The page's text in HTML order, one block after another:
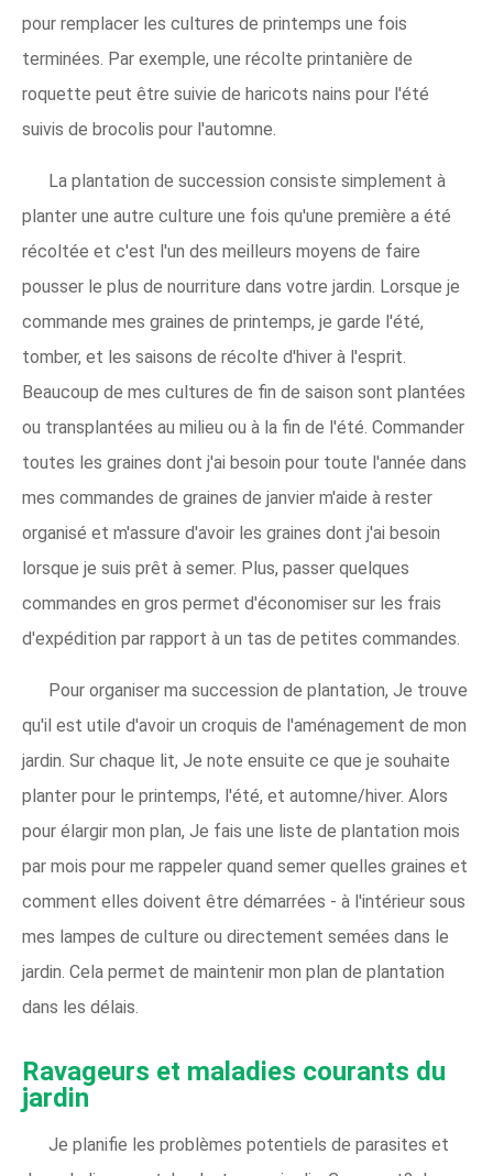
pour remplacer les cultures de printemps une fois
terminées. Par exemple, une récolte printanière de
roquette peut être suivie de haricots nains pour l'été
suivis de brocolis pour l'automne.
La plantation de succession consiste simplement à
planter une autre culture une fois qu'une première a été
récoltée et c'est l'un des meilleurs moyens de faire
pousser le plus de nourriture dans votre jardin. Lorsque je
commande mes graines de printemps, je garde l'été,
tomber, et les saisons de récolte d'hiver à l'esprit.
Beaucoup de mes cultures de fin de saison sont plantées
ou transplantées au milieu ou à la fin de l'été. Commander
toutes les graines dont j'ai besoin pour toute l'année dans
mes commandes de graines de janvier m'aide à rester
organisé et m'assure d'avoir les graines dont j'ai besoin
lorsque je suis prêt à semer. Plus, passer quelques
commandes en gros permet d'économiser sur les frais
d'expédition par rapport à un tas de petites commandes.
Pour organiser ma succession de plantation, Je trouve
qu'il est utile d'avoir un croquis de l'aménagement de mon
jardin. Sur chaque lit, Je note ensuite ce que je souhaite
planter pour le printemps, l'été, et automne/hiver. Alors
pour élargir mon plan, Je fais une liste de plantation mois
par mois pour me rappeler quand semer quelles graines et
comment elles doivent être démarrées - à l'intérieur sous
mes lampes de culture ou directement semées dans le
jardin. Cela permet de maintenir mon plan de plantation
dans les délais.
Ravageurs et maladies courants du
jardin
Je planifie les problèmes potentiels de parasites et